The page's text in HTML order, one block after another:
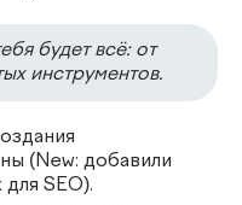
будет всё: от
инструментов.
(New: добавили
SEO).